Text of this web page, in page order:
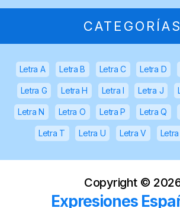
CATEGORÍAS
Letra A Letra B Letra C Letra D
Letra G Letra H Letra I Letra J
Letra N Letra O Letra P Letra Q
Letra T Letra U Letra V
Copyright ©
Expresiones